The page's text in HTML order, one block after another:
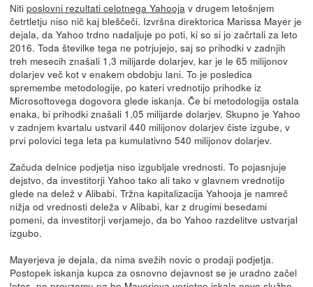
Niti poslovni rezultati celotnega Yahoojav drugem letošnjem
četrtletju niso nič kaj bleščeči. Izvršna direktorica Marissa Mayer je
dejala, da Yahoo trdno nadaljuje po poti, ki so si jo začrtali za leto
2016. Toda številke tega ne potrjujejo, saj so prihodki v zadnjih
treh mesecih znašali 1,3 milijarde dolarjev, kar je le 65 milijonov
dolarjev več kot v enakem obdobju lani. To je posledica
spremembe metodologije, po kateri vrednotijo prihodke iz
Microsoftovega dogovora glede iskanja. Če bi metodologija ostala
enaka, bi prihodki znašali 1,05 milijarde dolarjev. Skupno je Yahoo
v zadnjem kvartalu ustvaril 440 milijonov dolarjev čiste izgube, v
prvi polovici tega leta pa kumulativno 540 milijonov dolarjev.
Začuda delnice podjetja niso izgubljale vrednosti. To pojasnjuje
dejstvo, da investitorji Yahoo tako ali tako v glavnem vrednotijo
glede na delež v Alibabi. Tržna kapitalizacija Yahooja je namreč
nižja od vrednosti deleža v Alibabi, kar z drugimi besedami
pomeni, da investitorji verjamejo, da bo Yahoo razdelitve ustvarjal
izgubo.
Mayerjeva je dejala, da nima svežih novic o prodaji podjetja.
Postopek iskanja kupca za osnovno dejavnost se je uradno začel